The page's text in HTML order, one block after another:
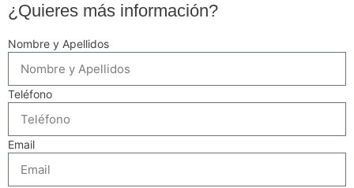
¿Quieres más información?
Nombre y Apellidos
Teléfono
Email